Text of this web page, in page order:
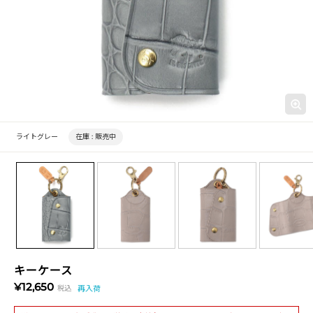
キーケース
¥12,650 税込 再入荷
ライトグレー 在庫 : 販売中